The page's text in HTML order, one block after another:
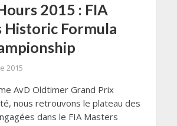
2015 : FIA
Historic Formula
2015
AvD Oldtimer Grand Prix
nous retrouvons le plateau des
dans le FIA Masters